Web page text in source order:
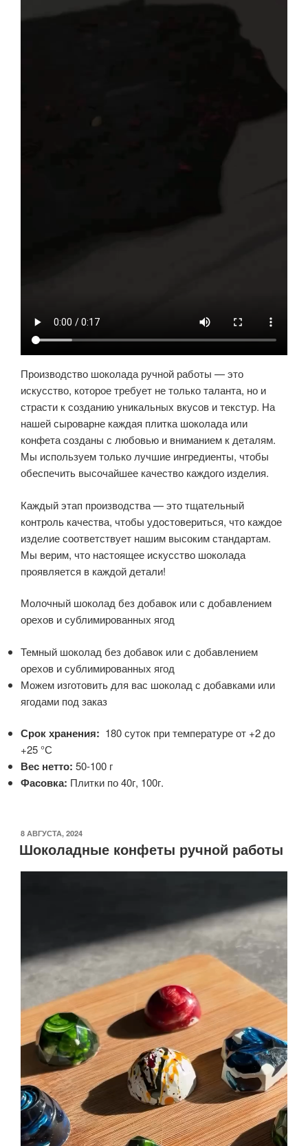
Производство шоколада ручной работы — это
искусство, которое требует не только таланта, но и
страсти к созданию уникальных вкусов и текстур. На
нашей сыроварне каждая плитка шоколада или
конфета созданы с любовью и вниманием к деталям.
Мы используем только лучшие ингредиенты, чтобы
обеспечить высочайшее качество каждого изделия.
Каждый этап производства — это тщательный
контроль качества, чтобы удостовериться, что каждое
изделие соответствует нашим высоким стандартам.
Мы верим, что настоящее искусство шоколада
проявляется в каждой детали!
Молочный шоколад без добавок или с добавлением
орехов и сублимированных ягод
Темный шоколад без добавок или с добавлением
орехов и сублимированных ягод
Можем изготовить для вас шоколад с добавками или
ягодами под заказ
Срок хранения: 180 суток при температуре от +2 до
+25 °С
Вес нетто: 50-100 г
Фасовка: Плитки по 40г, 100г.
ОПУБЛИКОВАНО
8 АВГУСТА, 2024
Шоколадные конфеты ручной работы